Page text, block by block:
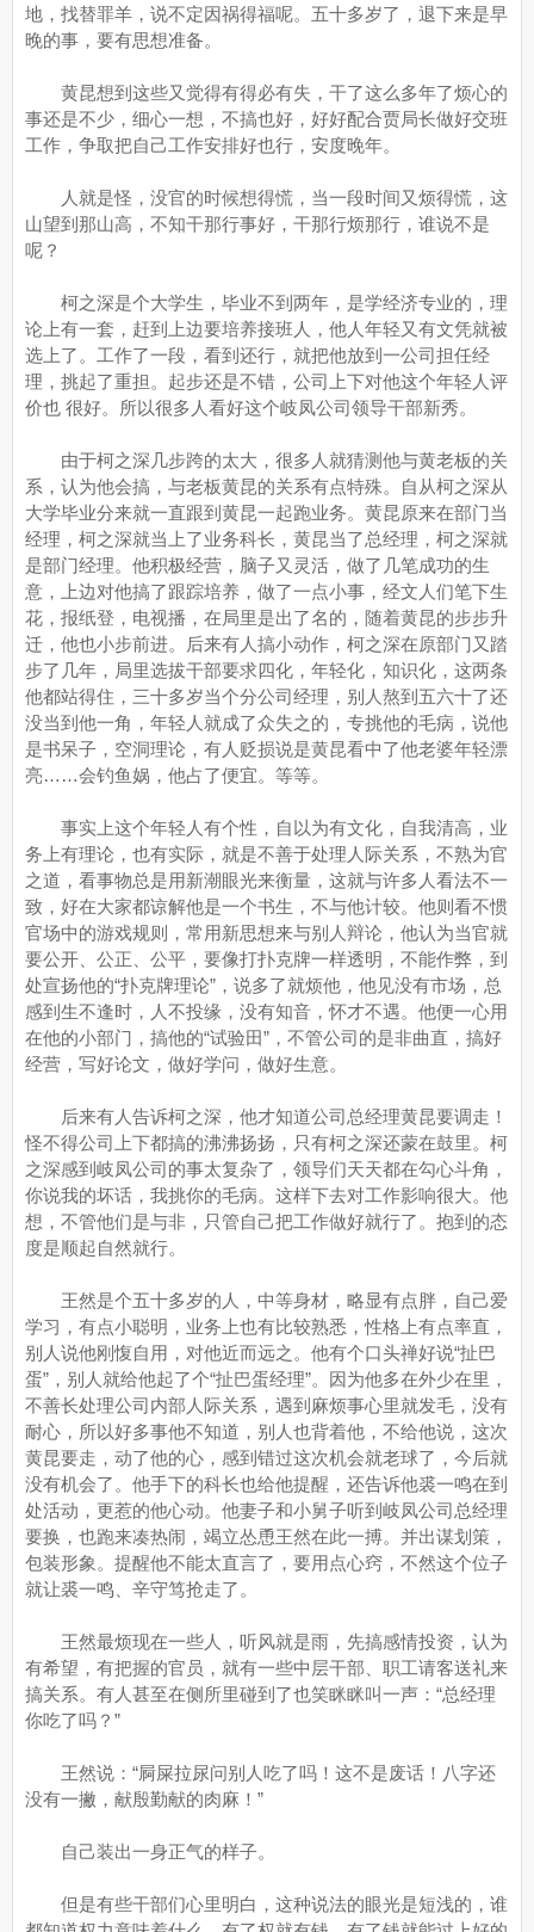
地，找替罪羊，说不定因祸得福呢。五十多岁了，退下来是早
晚的事，要有思想准备。
黄昆想到这些又觉得有得必有失，干了这么多年了烦心的
事还是不少，细心一想，不搞也好，好好配合贾局长做好交班
工作，争取把自己工作安排好也行，安度晚年。
人就是怪，没官的时候想得慌，当一段时间又烦得慌，这
山望到那山高，不知干那行事好，干那行烦那行，谁说不是
呢？
柯之深是个大学生，毕业不到两年，是学经济专业的，理
论上有一套，赶到上边要培养接班人，他人年轻又有文凭就被
选上了。工作了一段，看到还行，就把他放到一公司担任经
理，挑起了重担。起步还是不错，公司上下对他这个年轻人评
价也 很好。所以很多人看好这个岐凤公司领导干部新秀。
由于柯之深几步跨的太大，很多人就猜测他与黄老板的关
系，认为他会搞，与老板黄昆的关系有点特殊。自从柯之深从
大学毕业分来就一直跟到黄昆一起跑业务。黄昆原来在部门当
经理，柯之深就当上了业务科长，黄昆当了总经理，柯之深就
是部门经理。他积极经营，脑子又灵活，做了几笔成功的生
意，上边对他搞了跟踪培养，做了一点小事，经文人们笔下生
花，报纸登，电视播，在局里是出了名的，随着黄昆的步步升
迁，他也小步前进。后来有人搞小动作，柯之深在原部门又踏
步了几年，局里选拔干部要求四化，年轻化，知识化，这两条
他都站得住，三十多岁当个分公司经理，别人熬到五六十了还
没当到他一角，年轻人就成了众失之的，专挑他的毛病，说他
是书呆子，空洞理论，有人贬损说是黄昆看中了他老婆年轻漂
亮……会钓鱼娲，他占了便宜。等等。
事实上这个年轻人有个性，自以为有文化，自我清高，业
务上有理论，也有实际，就是不善于处理人际关系，不熟为官
之道，看事物总是用新潮眼光来衡量，这就与许多人看法不一
致，好在大家都谅解他是一个书生，不与他计较。他则看不惯
官场中的游戏规则，常用新思想来与别人辩论，他认为当官就
要公开、公正、公平，要像打扑克牌一样透明，不能作弊，到
处宣扬他的“扑克牌理论”，说多了就烦他，他见没有市场，总
感到生不逢时，人不投缘，没有知音，怀才不遇。他便一心用
在他的小部门，搞他的“试验田”，不管公司的是非曲直，搞好
经营，写好论文，做好学问，做好生意。
后来有人告诉柯之深，他才知道公司总经理黄昆要调走！
怪不得公司上下都搞的沸沸扬扬，只有柯之深还蒙在鼓里。柯
之深感到岐凤公司的事太复杂了，领导们天天都在勾心斗角，
你说我的坏话，我挑你的毛病。这样下去对工作影响很大。他
想，不管他们是与非，只管自己把工作做好就行了。抱到的态
度是顺起自然就行。
王然是个五十多岁的人，中等身材，略显有点胖，自己爱
学习，有点小聪明，业务上也有比较熟悉，性格上有点率直，
别人说他刚愎自用，对他近而远之。他有个口头禅好说“扯巴
蛋”，别人就给他起了个“扯巴蛋经理”。因为他多在外少在里，
不善长处理公司内部人际关系，遇到麻烦事心里就发毛，没有
耐心，所以好多事他不知道，别人也背着他，不给他说，这次
黄昆要走，动了他的心，感到错过这次机会就老球了，今后就
没有机会了。他手下的科长也给他提醒，还告诉他裘一鸣在到
处活动，更惹的他心动。他妻子和小舅子听到岐凤公司总经理
要换，也跑来凑热闹，竭立怂恿王然在此一搏。并出谋划策，
包装形象。提醒他不能太直言了，要用点心窍，不然这个位子
就让裘一鸣、辛守笃抢走了。
王然最烦现在一些人，听风就是雨，先搞感情投资，认为
有希望，有把握的官员，就有一些中层干部、职工请客送礼来
搞关系。有人甚至在侧所里碰到了也笑眯眯叫一声：“总经理
你吃了吗？”
王然说：“屙屎拉尿问别人吃了吗！这不是废话！八字还
没有一撇，献殷勤献的肉麻！”
自己装出一身正气的样子。
但是有些干部们心里明白，这种说法的眼光是短浅的，谁